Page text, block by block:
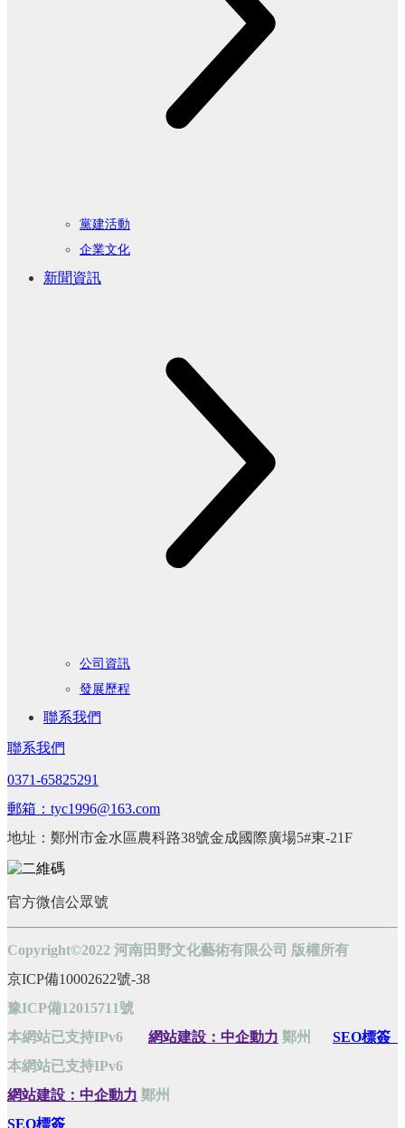
黨建活動
企業文化
新聞資訊
公司資訊
發展歷程
聯系我們
聯系我們
0371-65825291
郵箱：tyc1996@163.com
地址：鄭州市金水區農科路38號金成國際廣場5#東-21F
官方微信公眾號
Copyright©2022 河南田野文化藝術有限公司 版權所有
京ICP備10002622號-38
豫ICP備12015711號
本網站已支持IPv6 網站建設：中企動力 鄭州
SEO標簽
本網站已支持IPv6
網站建設：中企動力 鄭州
SEO標簽